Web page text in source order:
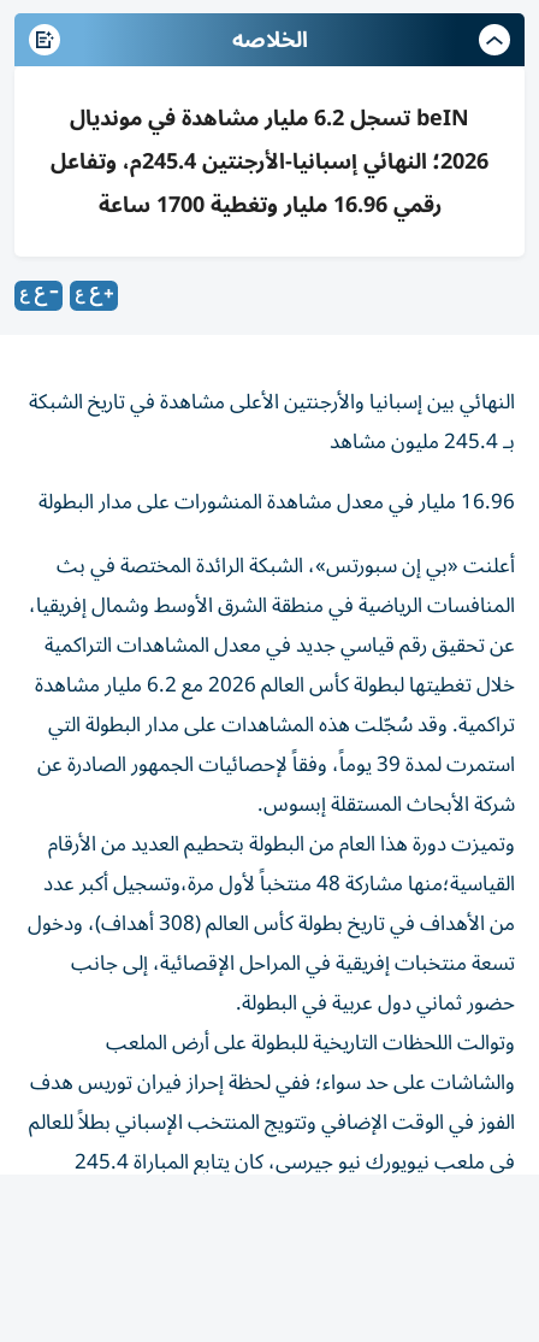
الخلاصه
beIN تسجل 6.2 مليار مشاهدة في مونديال
2026؛ النهائي إسبانيا-الأرجنتين 245.4م، وتفاعل
رقمي 16.96 مليار وتغطية 1700 ساعة
النهائي بين إسبانيا والأرجنتين الأعلى مشاهدة في تاريخ الشبكة
بـ 245.4 مليون مشاهد
المنافسات الرياضية في منطقة الشرق الأوسط وشمال إفريقيا،
عن تحقيق رقم قياسي جديد في معدل المشاهدات التراكمية
خلال تغطيتها لبطولة كأس العالم 2026 مع 6.2 مليار مشاهدة
تراكمية. وقد سُجّلت هذه المشاهدات على مدار البطولة التي
استمرت لمدة 39 يوماً، وفقاً لإحصائيات الجمهور الصادرة عن
شركة الأبحاث المستقلة إبسوس.
وتميزت دورة هذا العام من البطولة بتحطيم العديد من الأرقام
القياسية؛منها مشاركة 48 منتخباً لأول مرة،وتسجيل أكبر عدد
من الأهداف في تاريخ بطولة كأس العالم (308 أهداف)، ودخول
تسعة منتخبات إفريقية في المراحل الإقصائية، إلى جانب
حضور ثماني دول عربية في البطولة.
وتوالت اللحظات التاريخية للبطولة على أرض الملعب
والشاشات على حد سواء؛ ففي لحظة إحراز فيران توريس هدف
الفوز في الوقت الإضافي وتتويج المنتخب الإسباني بطلاً للعالم
في ملعب نيويورك نيو جيرسي، كان يتابع المباراة 245.4
مليون مشاهد في جميع أنحاء منطقة الشرق الأوسط وشمال